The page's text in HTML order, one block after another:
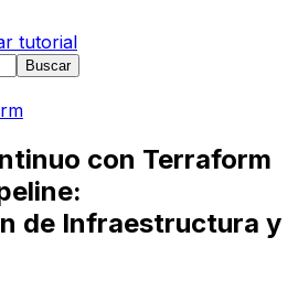
tutorial
Buscar
con Terraform
de Infraestructura y